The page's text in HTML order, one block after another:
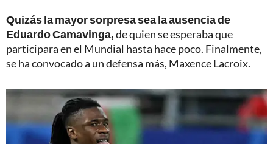
Quizás la mayor sorpresa sea la ausencia de
Eduardo Camavinga,de quien se esperaba que
participara en el Mundial hasta hace poco. Finalmente,
se ha convocado a un defensa más, Maxence Lacroix.